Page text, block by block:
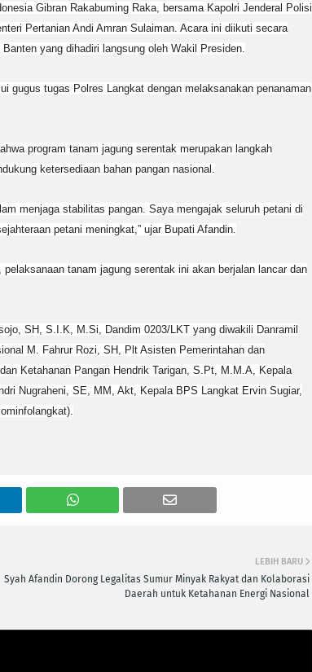
Gibran Rakabuming Raka, bersama Kapolri Jenderal Polisi
Pertanian Andi Amran Sulaiman. Acara ini diikuti secara
yang dihadiri langsung oleh Wakil Presiden.
gugus tugas Polres Langkat dengan melaksanakan penanaman
program tanam jagung serentak merupakan langkah
ketersediaan bahan pangan nasional.
menjaga stabilitas pangan. Saya mengajak seluruh petani di
petani meningkat,” ujar Bupati Afandin.
tanam jagung serentak ini akan berjalan lancar dan
SH, S.I.K, M.Si, Dandim 0203/LKT yang diwakili Danramil
M. Fahrur Rozi, SH, Plt Asisten Pemerintahan dan
Ketahanan Pangan Hendrik Tarigan, S.Pt, M.M.A, Kepala
Nugraheni, SE, MM, Akt, Kepala BPS Langkat Ervin Sugiar,
LEBIH BARU
Syah Afandin Dorong Legalitas Sumur Minyak Rakyat dan Kolaborasi
Daerah untuk Ketahanan Energi Nasional